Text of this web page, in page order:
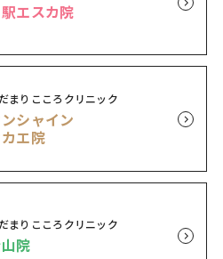
エスカ院
まりこころクリニック
シャイン
エ院
まりこころクリニック
院